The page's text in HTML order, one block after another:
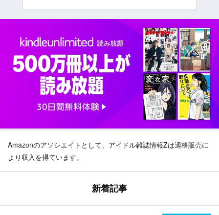
Amazonのアソシエイトとして、 アイドル雑誌情報Zは適格販売に
より収入を得ています。
新着記事